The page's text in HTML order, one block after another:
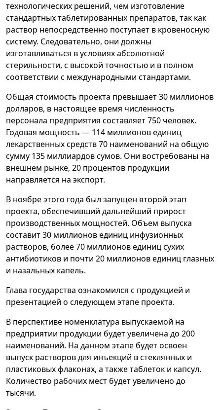
технологических решений, чем изготовление
стандартных таблетированных препаратов, так как
раствор непосредственно поступает в кровеносную
систему. Следовательно, они должны
изготавливаться в условиях абсолютной
стерильности, с высокой точностью и в полном
соответствии с международными стандартами.
Общая стоимость проекта превышает 30 миллионов
долларов, в настоящее время численность
персонала предприятия составляет 750 человек.
Годовая мощность — 114 миллионов единиц
лекарственных средств 70 наименований на общую
сумму 135 миллиардов сумов. Они востребованы на
внешнем рынке, 20 процентов продукции
направляется на экспорт.
В ноябре этого года был запущен второй этап
проекта, обеспечивший дальнейший прирост
производственных мощностей. Объем выпуска
составит 30 миллионов единиц инфузионных
растворов, более 70 миллионов единиц сухих
антибиотиков и почти 20 миллионов единиц глазных
и назальных капель.
Глава государства ознакомился с продукцией и
презентацией о следующем этапе проекта.
В перспективе номенклатура выпускаемой на
предприятии продукции будет увеличена до 200
наименований. На данном этапе будет освоен
выпуск растворов для инъекций в стеклянных и
пластиковых флаконах, а также таблеток и капсул.
Количество рабочих мест будет увеличено до
тысячи.